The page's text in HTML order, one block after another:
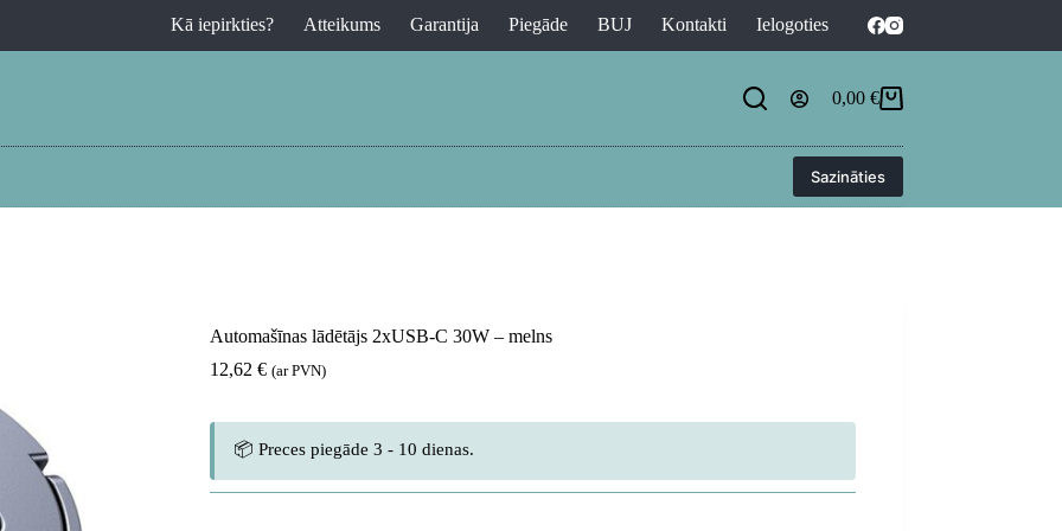
Kā iepirkties? Atteikums Garantija Piegāde BUJ Kontakti Ielogoties
Shopping
0,00 €
Sazināties
Automašīnas lādētājs 2xUSB-C 30W – melns
12,62 € (ar PVN)
📦 Preces piegāde 3 - 10 dienas.